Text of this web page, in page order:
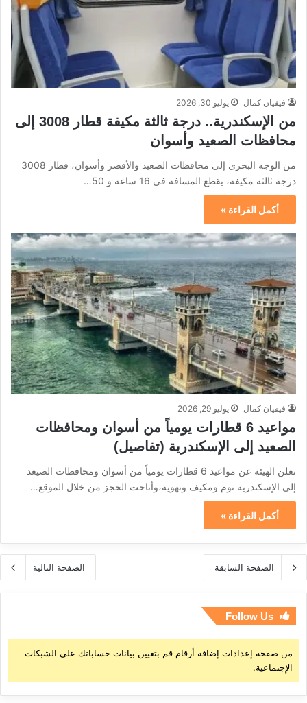
فيفيان كمال يوليو 30, 2026
من الإسكندرية.. درجة ثالثة مكيفة قطار 3008 إلى
محافظات الصعيد وأسوان
من الوجه البحرى إلى محافظات الصعيد والأقصر وأسوان، قطار 3008
درجة ثالثة مكيفة، يقطع المسافة فى 16 ساعة و 50…
أكمل القراءة »
فيفيان كمال يوليو 29, 2026
مواعيد 6 قطارات يومياً من أسوان ومحافظات
الصعيد إلى الإسكندرية (تفاصيل)
تعلن الهيئة عن مواعيد 6 قطارات يومياً من أسوان ومحافظات الصيعد
إلى الإسكندرية نوم ومكيف وتهوية،وأتاحت الحجز من خلال الموقع…
أكمل القراءة »
الصفحة السابقة الصفحة التالية
Follow Us
من صفحة إعدادات إضافة أرقام قم بتعيين بيانات حساباتك على الشبكات
الإجتماعية.